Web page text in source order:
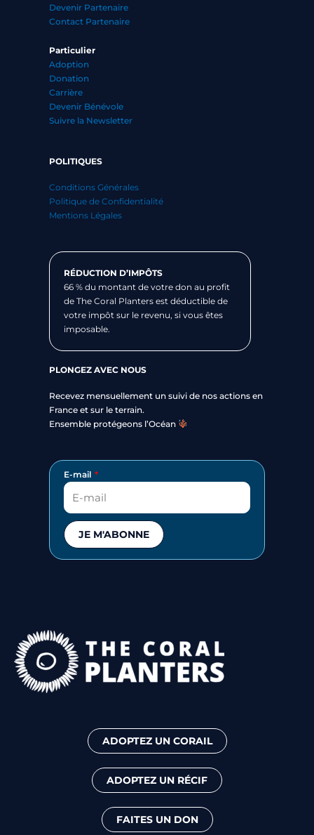
Devenir Partenaire
Contact Partenaire
Particulier
Adoption
Donation
Carrière
Devenir Bénévole
Suivre la Newsletter
POLITIQUES
Conditions Générales
Politique de Confidentialité
Mentions Légales
RÉDUCTION D’IMPÔTS
66 % du montant de votre don au profit
de The Coral Planters est déductible de
votre impôt sur le revenu, si vous êtes
imposable.
PLONGEZ AVEC NOUS
Recevez mensuellement un suivi de nos actions en
France et sur le terrain.
Ensemble protégeons l’Océan
E-mail
JE M'ABONNE
ADOPTEZ UN CORAIL
ADOPTEZ UN RÉCIF
FAITES UN DON